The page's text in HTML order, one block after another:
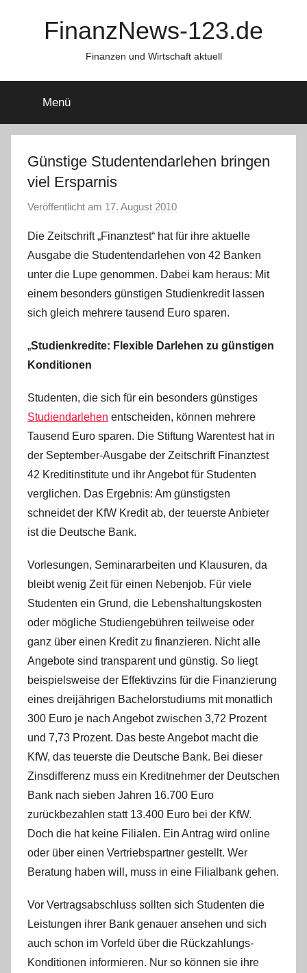
FinanzNews-123.de
Finanzen und Wirtschaft aktuell
Menü
Günstige Studentendarlehen bringen
viel Ersparnis
Veröffentlicht am 17. August 2010
n
C
h
r
i
t
W
.
Die Zeitschrift „Finanztest“ hat für ihre aktuelle
Ausgabe die Studentendarlehen von 42 Banken
unter die Lupe genommen. Dabei kam heraus: Mit
einem besonders günstigen Studienkredit lassen
sich gleich mehrere tausend Euro sparen.
„Studienkredite: Flexible Darlehen zu günstigen
Konditionen
Studenten, die sich für ein besonders günstiges
Studiendarlehen entscheiden, können mehrere
Tausend Euro sparen. Die Stiftung Warentest hat in
der September-Ausgabe der Zeitschrift Finanztest
42 Kreditinstitute und ihr Angebot für Studenten
verglichen. Das Ergebnis: Am günstigsten
schneidet der KfW Kredit ab, der teuerste Anbieter
ist die Deutsche Bank.
Vorlesungen, Seminararbeiten und Klausuren, da
bleibt wenig Zeit für einen Nebenjob. Für viele
Studenten ein Grund, die Lebenshaltungskosten
oder mögliche Studiengebühren teilweise oder
ganz über einen Kredit zu finanzieren. Nicht alle
Angebote sind transparent und günstig. So liegt
beispielsweise der Effektivzins für die Finanzierung
eines dreijährigen Bachelorstudiums mit monatlich
300 Euro je nach Angebot zwischen 3,72 Prozent
und 7,73 Prozent. Das beste Angebot macht die
KfW, das teuerste die Deutsche Bank. Bei dieser
Zinsdifferenz muss ein Kreditnehmer der Deutschen
Bank nach sieben Jahren 16.700 Euro
zurückbezahlen statt 13.400 Euro bei der KfW.
Doch die hat keine Filialen. Ein Antrag wird online
oder über einen Vertriebspartner gestellt. Wer
Beratung haben will, muss in eine Filialbank gehen.
Vor Vertragsabschluss sollten sich Studenten die
Leistungen ihrer Bank genauer ansehen und sich
auch schon im Vorfeld über die Rückzahlungs-
Konditionen informieren. Nur so können sie ihre